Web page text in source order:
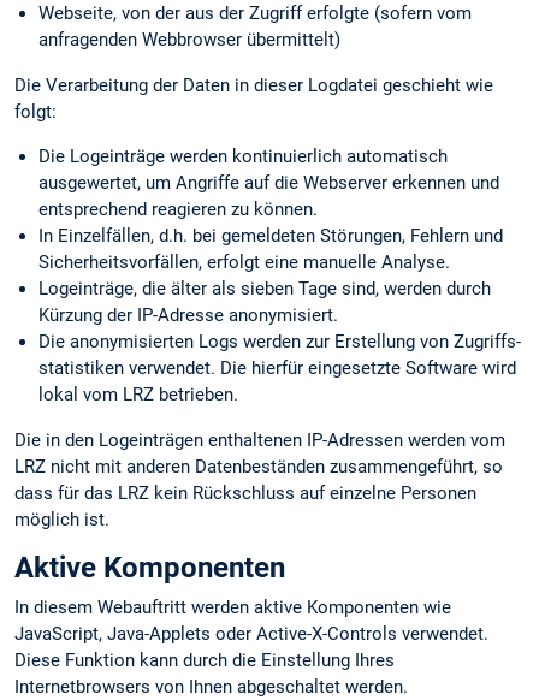
Webseite, von der aus der Zugriff erfolgte (sofern vom
anfragenden Webbrowser übermittelt)
Die Verarbeitung der Daten in dieser Logdatei geschieht wie
folgt:
Die Logeinträge werden kontinuierlich automatisch
ausgewertet, um Angriffe auf die Webserver erkennen und
entsprechend reagieren zu können.
In Einzelfällen, d.h. bei gemeldeten Störungen, Fehlern und
Sicherheits­vorfällen, erfolgt eine manuelle Analyse.
Logeinträge, die älter als sieben Tage sind, werden durch
Kürzung der IP-Adresse anonymisiert.
Die anonymisierten Logs werden zur Erstellung von Zugriffs­
statistiken verwendet. Die hierfür eingesetzte Software wird
lokal vom LRZ betrieben.
Die in den Logeinträgen enthaltenen IP-Adressen werden vom
LRZ nicht mit anderen Datenbeständen zusammengeführt, so
dass für das LRZ kein Rückschluss auf einzelne Personen
möglich ist.
Aktive Komponenten
In diesem Webauftritt werden aktive Komponenten wie
JavaScript, Java-Applets oder Active-X-Controls verwendet.
Diese Funktion kann durch die Einstellung Ihres
Internetbrowsers von Ihnen abgeschaltet werden.